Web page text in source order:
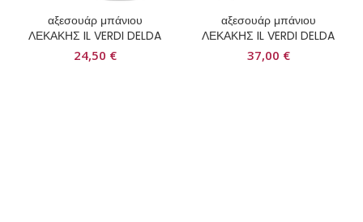
αξεσουάρ μπάνιου
ΛΕΚΑΚΗΣ IL VERDI DELDA
24,50 €
αξεσουάρ μπάνιου
ΛΕΚΑΚΗΣ IL VERDI DELDA
37,00 €